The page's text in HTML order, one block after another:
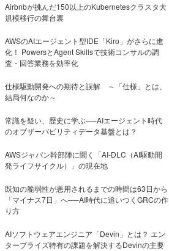
Airbnbが挑んだ150以上のKubernetesクラスタ大
規模移行の舞台裏
AWSのAIエージェント型IDE「Kiro」がさらに進
化！ PowersとAgent Skillsで技術コンサルの調
査・回答業務を効率化
仕様駆動開発への期待と誤解 ～「仕様」とは、
結局何なのか～
常識を疑い、歴史に学ぶ──AIエージェント時代
のオブザーバビリティデータ基盤とは？
AWSジャパン幹部陣に聞く「AI-DLC（AI駆動開
発ライフサイクル）」の現在地
既知の脆弱性が悪用されるまでの時間は63日から
「マイナス7日」へ──AI時代に追いつくGRCの作
り方
AIソフトウェアエンジニア「Devin」とは？ エン
タープライズ特有の課題を解決するDevinの主要